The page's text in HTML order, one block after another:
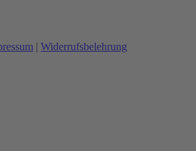
| Widerrufsbelehrung